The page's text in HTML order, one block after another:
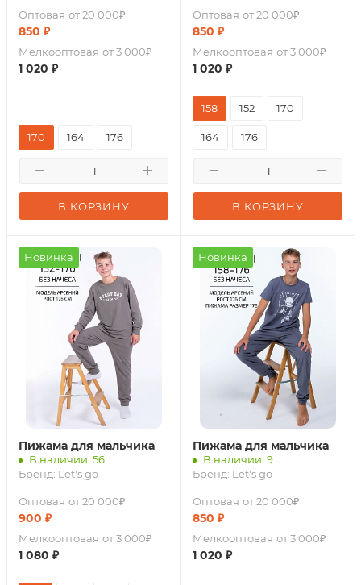
Оптовая от 20 000₽
850 ₽
Мелкооптовая от 3 000₽
1 020 ₽
В КОРЗИНУ
170 164 176
Оптовая от 20 000₽
850 ₽
Мелкооптовая от 3 000₽
1 020 ₽
В КОРЗИНУ
158 152 170
164 176
Новинка
Пижама для мальчика
В наличии: 56
Бренд: Let's go
Оптовая от 20 000₽
900 ₽
Мелкооптовая от 3 000₽
1 080 ₽
Новинка
Пижама для мальчика
В наличии: 9
Бренд: Let's go
Оптовая от 20 000₽
850 ₽
Мелкооптовая от 3 000₽
1 020 ₽